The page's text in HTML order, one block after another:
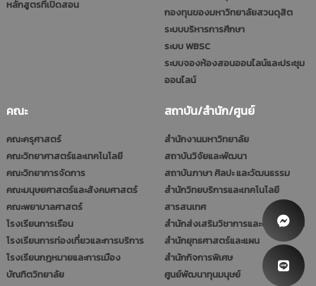
หลักสูตรที่เปิดสอน
กองทุนของมหาวิทยาลัยสวนดุสิต
ระบบบริหารการศึกษา
ระบบ WBSC
ระบบจองห้องสอนออนไลน์และประชุม
ออนไลน์
คณะ
คณะครุศาสตร์
คณะวิทยาศาสตร์และเทคโนโลยี
คณะวิทยาการจัดการ
คณะมนุษยศาสตร์และสังคมศาสตร์
คณะพยาบาลศาสตร์
โรงเรียนการเรือน
โรงเรียนการท่องเที่ยวและการบริการ
โรงเรียนกฎหมายและการเมือง
บัณฑิตวิทยาลัย
สถาบัน/สำนัก/ศูนย์
สำนักงานมหาวิทยาลัย
สถาบันวิจัยและพัฒนา
สถาบันภาษา ศิลปะ และวัฒนธรรม
สำนักวิทยบริการและเทคโนโลยี
สารสนเทศ
สำนักส่งเสริมวิชาการและงานทะเบียน
สำนักยุทธศาสตร์และแผน
สำนักกิจการพิเศษ
ศูนย์พัฒนาทุนมนุษย์